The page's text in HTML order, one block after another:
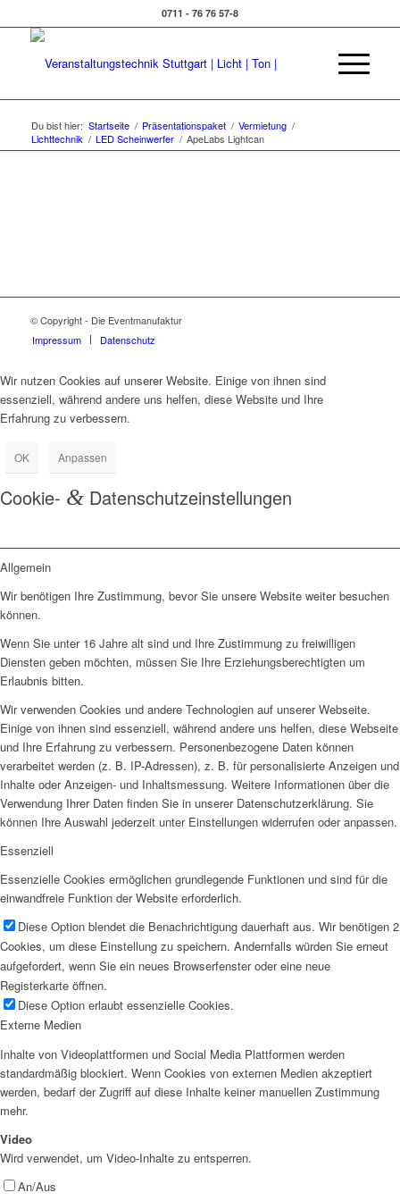
0711 - 76 76 57-8
Du bist hier: Startseite / Präsentationspaket / Vermietung /
Lichttechnik / LED Scheinwerfer / ApeLabs Lightcan
© Copyright - Die Eventmanufaktur
Impressum
Datenschutz
Wir nutzen Cookies auf unserer Website. Einige von ihnen sind
essenziell, während andere uns helfen, diese Website und Ihre
Erfahrung zu verbessern.
OK Anpassen
Cookie- & Datenschutzeinstellungen
Allgemein
Wir benötigen Ihre Zustimmung, bevor Sie unsere Website weiter besuchen
können.
Wenn Sie unter 16 Jahre alt sind und Ihre Zustimmung zu freiwilligen
Diensten geben möchten, müssen Sie Ihre Erziehungsberechtigten um
Erlaubnis bitten.
Wir verwenden Cookies und andere Technologien auf unserer Webseite.
Einige von ihnen sind essenziell, während andere uns helfen, diese Webseite
und Ihre Erfahrung zu verbessern. Personenbezogene Daten können
verarbeitet werden (z. B. IP-Adressen), z. B. für personalisierte Anzeigen und
Inhalte oder Anzeigen- und Inhaltsmessung. Weitere Informationen über die
Verwendung Ihrer Daten finden Sie in unserer Datenschutzerklärung. Sie
können Ihre Auswahl jederzeit unter Einstellungen widerrufen oder anpassen.
Essenziell
Essenzielle Cookies ermöglichen grundlegende Funktionen und sind für die
einwandfreie Funktion der Website erforderlich.
Diese Option blendet die Benachrichtigung dauerhaft aus. Wir benötigen 2
Cookies, um diese Einstellung zu speichern. Andernfalls würden Sie erneut
aufgefordert, wenn Sie ein neues Browserfenster oder eine neue
Registerkarte öffnen.
Diese Option erlaubt essenzielle Cookies.
Externe Medien
Inhalte von Videoplattformen und Social Media Plattformen werden
standardmäßig blockiert. Wenn Cookies von externen Medien akzeptiert
werden, bedarf der Zugriff auf diese Inhalte keiner manuellen Zustimmung
mehr.
Video
Wird verwendet, um Video-Inhalte zu entsperren.
An/Aus